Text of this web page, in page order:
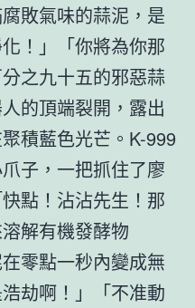
敗氣味的蒜泥，是
！」「你將為你那
之九十五的邪惡蒜
的頂端裂開，露出
積藍色光芒。K-999
子，一把抓住了廖
點！沾沾先生！那
解有機發酵物
零點一秒內變成無
劫啊！」「不准動